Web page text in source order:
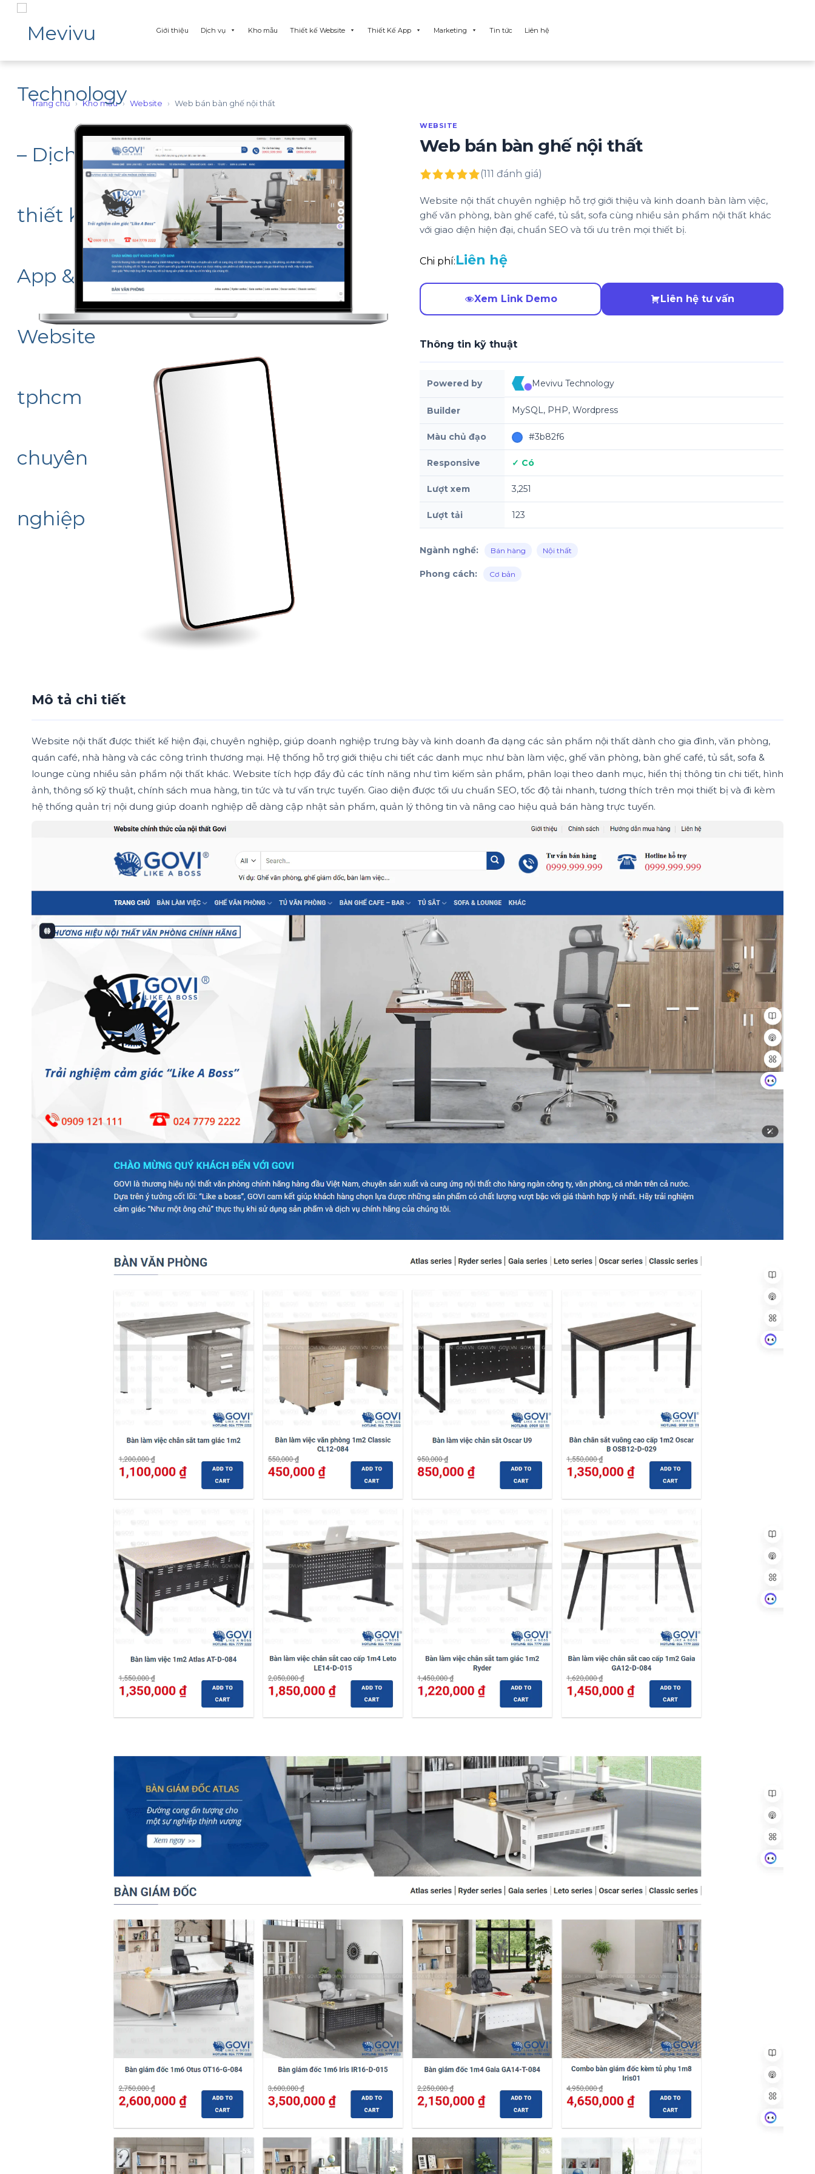
Giới thiệu Dịch vụ Kho mẫu Thiết kế Website Thiết Kế App Marketing Tin tức Liên hệ
Trang chủ › Kho mẫu › Website › Web bán bàn ghế nội thất
WEBSITE
Web bán bàn ghế nội thất
(111 đánh giá)
Website nội thất chuyên nghiệp hỗ trợ giới thiệu và kinh doanh bàn làm việc,
ghế văn phòng, bàn ghế café, tủ sắt, sofa cùng nhiều sản phẩm nội thất khác
với giao diện hiện đại, chuẩn SEO và tối ưu trên mọi thiết bị.
Chi phí:Liên hệ
Xem Link Demo Liên hệ tư vấn
Thông tin kỹ thuật
Powered by Mevivu Technology
Builder MySQL, PHP, Wordpress
Màu chủ đạo #3b82f6
Responsive ✓ Có
Lượt xem 3,251
Lượt tải 123
Ngành nghề: Bán hàng Nội thất
Phong cách: Cơ bản
Mô tả chi tiết
Website nội thất được thiết kế hiện đại, chuyên nghiệp, giúp doanh nghiệp trưng bày và kinh doanh đa dạng các sản phẩm nội thất dành cho gia đình, văn phòng,
quán café, nhà hàng và các công trình thương mại. Hệ thống hỗ trợ giới thiệu chi tiết các danh mục như bàn làm việc, ghế văn phòng, bàn ghế café, tủ sắt, sofa &
lounge cùng nhiều sản phẩm nội thất khác. Website tích hợp đầy đủ các tính năng như tìm kiếm sản phẩm, phân loại theo danh mục, hiển thị thông tin chi tiết, hình
ảnh, thông số kỹ thuật, chính sách mua hàng, tin tức và tư vấn trực tuyến. Giao diện được tối ưu chuẩn SEO, tốc độ tải nhanh, tương thích trên mọi thiết bị và đi kèm
hệ thống quản trị nội dung giúp doanh nghiệp dễ dàng cập nhật sản phẩm, quản lý thông tin và nâng cao hiệu quả bán hàng trực tuyến.